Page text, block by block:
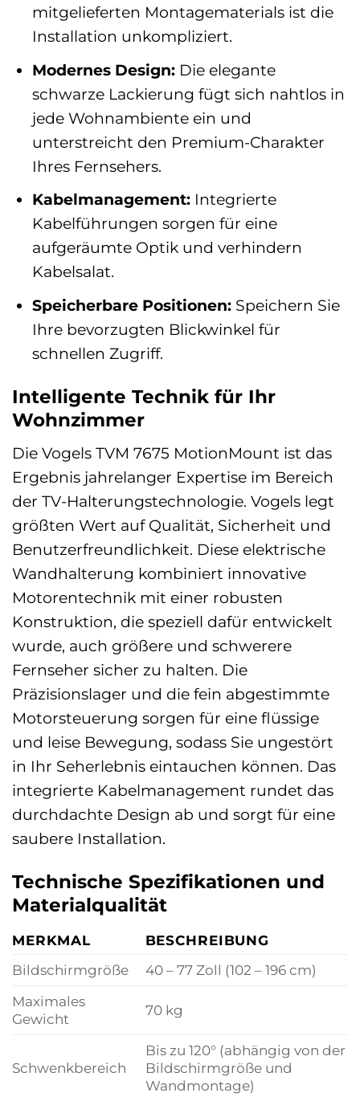
mitgelieferten Montagematerials ist die
Installation unkompliziert.
Modernes Design:Die elegante
schwarze Lackierung fügt sich nahtlos in
jede Wohnambiente ein und
unterstreicht den Premium-Charakter
Ihres Fernsehers.
Kabelmanagement:Integrierte
Kabelführungen sorgen für eine
aufgeräumte Optik und verhindern
Kabelsalat.
Speicherbare Positionen:Speichern Sie
Ihre bevorzugten Blickwinkel für
schnellen Zugriff.
Intelligente Technik für Ihr
Wohnzimmer
Die Vogels TVM 7675 MotionMount ist das
Ergebnis jahrelanger Expertise im Bereich
der TV-Halterungstechnologie. Vogels legt
größten Wert auf Qualität, Sicherheit und
Benutzerfreundlichkeit. Diese elektrische
Wandhalterung kombiniert innovative
Motorentechnik mit einer robusten
Konstruktion, die speziell dafür entwickelt
wurde, auch größere und schwerere
Fernseher sicher zu halten. Die
Präzisionslager und die fein abgestimmte
Motorsteuerung sorgen für eine flüssige
und leise Bewegung, sodass Sie ungestört
in Ihr Seherlebnis eintauchen können. Das
integrierte Kabelmanagement rundet das
durchdachte Design ab und sorgt für eine
saubere Installation.
Technische Spezifikationen und
Materialqualität
MERKMAL
BESCHREIBUNG
Bildschirmgröße
40 – 77 Zoll (102 – 196 cm)
Maximales
Gewicht
70 kg
Schwenkbereich
Bis zu 120° (abhängig von der
Bildschirmgröße und
Wandmontage)